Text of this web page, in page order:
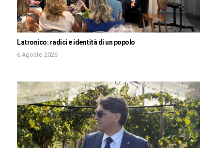
Latronico: radici e identità di un popolo
6 Agosto 2026